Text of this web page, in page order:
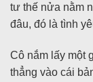
tư thế nửa nằm
đâu, đó là tình
Cô nắm lấy một
thẳng vào cái